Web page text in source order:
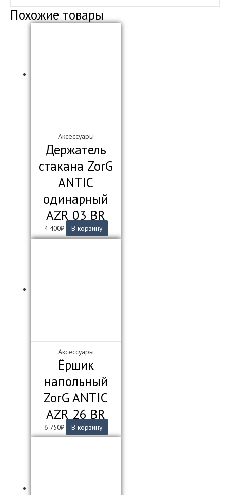
Похожие товары
Аксессуары
Держатель
стакана ZorG
ANTIC
одинарный
AZR 03 BR
4 400₽ В корзину
Аксессуары
Ёршик
напольный
ZorG ANTIC
AZR 26 BR
6 750₽ В корзину